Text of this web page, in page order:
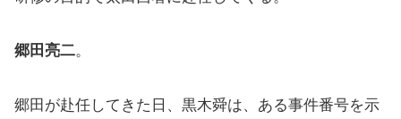
郷田亮二。
郷田が赴任してきた日、黒木舜は、ある事件番号を示